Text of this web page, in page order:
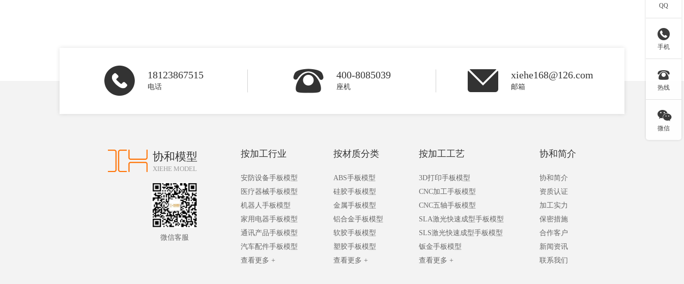
18123867515
电话
400-8085039
座机
xiehe168@126.com
邮箱
协和模型
XIEHE MODEL
微信客服
按加工行业
安防设备手板模型
医疗器械手板模型
机器人手板模型
家用电器手板模型
通讯产品手板模型
汽车配件手板模型
查看更多 +
按材质分类
ABS手板模型
硅胶手板模型
金属手板模型
铝合金手板模型
软胶手板模型
塑胶手板模型
查看更多 +
按加工工艺
3D打印手板模型
CNC加工手板模型
CNC五轴手板模型
SLA激光快速成型手板模型
SLS激光快速成型手板模型
钣金手板模型
查看更多 +
协和简介
协和简介
资质认证
加工实力
保密措施
合作客户
新闻资讯
联系我们
QQ

手机

热线

微信